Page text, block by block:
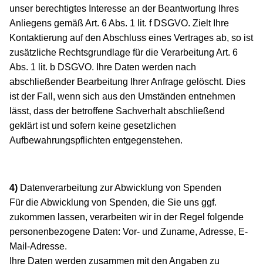
unser berechtigtes Interesse an der Beantwortung Ihres
Anliegens gemäß Art. 6 Abs. 1 lit. f DSGVO. Zielt Ihre
Kontaktierung auf den Abschluss eines Vertrages ab, so ist
zusätzliche Rechtsgrundlage für die Verarbeitung Art. 6
Abs. 1 lit. b DSGVO. Ihre Daten werden nach
abschließender Bearbeitung Ihrer Anfrage gelöscht. Dies
ist der Fall, wenn sich aus den Umständen entnehmen
lässt, dass der betroffene Sachverhalt abschließend
geklärt ist und sofern keine gesetzlichen
Aufbewahrungspflichten entgegenstehen.
4) Datenverarbeitung zur Abwicklung von Spenden
Für die Abwicklung von Spenden, die Sie uns ggf.
zukommen lassen, verarbeiten wir in der Regel folgende
personenbezogene Daten: Vor- und Zuname, Adresse, E-
Mail-Adresse.
Ihre Daten werden zusammen mit den Angaben zu